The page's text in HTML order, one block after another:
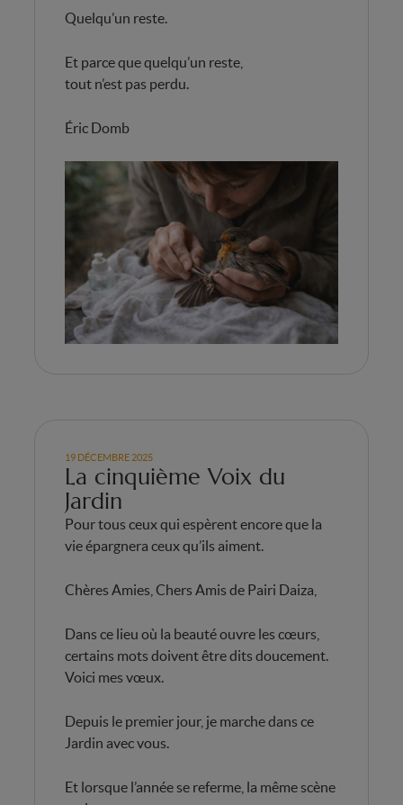
Quelqu’un reste.
Et parce que quelqu’un reste,
tout n’est pas perdu.
Éric Domb
19 DÉCEMBRE 2025
La cinquième Voix du
Jardin
Pour tous ceux qui espèrent encore que la
vie épargnera ceux qu’ils aiment.
Chères Amies, Chers Amis de Pairi Daiza,
Dans ce lieu où la beauté ouvre les cœurs,
certains mots doivent être dits doucement.
Voici mes vœux.
Depuis le premier jour, je marche dans ce
Jardin avec vous.
Et lorsque l’année se referme, la même scène